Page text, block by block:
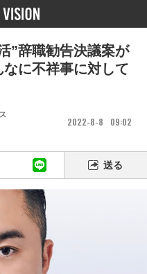
2022 8 8 09 02
”辞職勧告決議案が
に不祥事に対して
送る